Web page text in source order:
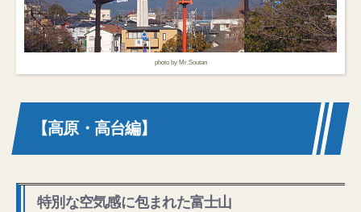
photo by Mr.Soutan
【高原・高台編】
特別な空気感に包まれた富士山